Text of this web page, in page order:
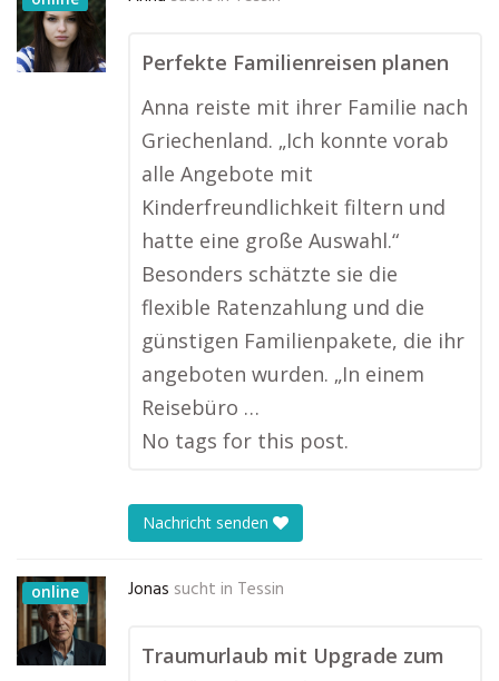
Perfekte Familienreisen planen
Anna reiste mit ihrer Familie nach
Griechenland. „Ich konnte vorab
alle Angebote mit
Kinderfreundlichkeit filtern und
hatte eine große Auswahl.“
Besonders schätzte sie die
flexible Ratenzahlung und die
günstigen Familienpakete, die ihr
angeboten wurden. „In einem
Reisebüro …
No tags for this post.
Nachricht senden
online Jonas sucht in Tessin
Traumurlaub mit Upgrade zum